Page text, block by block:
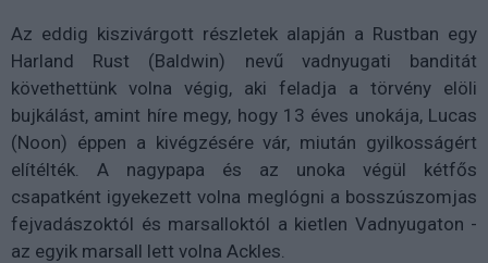
Az eddig kiszivárgott részletek alapján a Rustban egy
Harland Rust (Baldwin) nevű vadnyugati banditát
követhettünk volna végig, aki feladja a törvény elöli
bujkálást, amint híre megy, hogy 13 éves unokája, Lucas
(Noon) éppen a kivégzésére vár, miután gyilkosságért
elítélték. A nagypapa és az unoka végül kétfős
csapatként igyekezett volna meglógni a bosszúszomjas
fejvadászoktól és marsalloktól a kietlen Vadnyugaton -
az egyik marsall lett volna Ackles.